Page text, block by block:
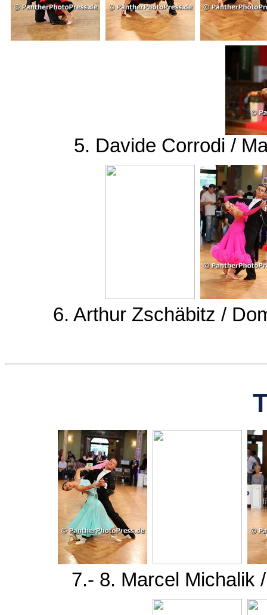
5. Davide Corrodi /
6. Arthur Zschäbitz /
7.- 8. Marcel Michalik